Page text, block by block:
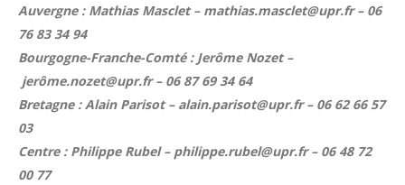
Auvergne : Mathias Masclet – mathias.masclet@upr.fr – 06
76 83 34 94
Bourgogne-Franche-Comté : Jerôme Nozet –
jerôme.nozet@upr.fr – 06 87 69 34 64
Bretagne : Alain Parisot – alain.parisot@upr.fr – 06 62 66 57
03
Centre : Philippe Rubel – philippe.rubel@upr.fr – 06 48 72
00 77